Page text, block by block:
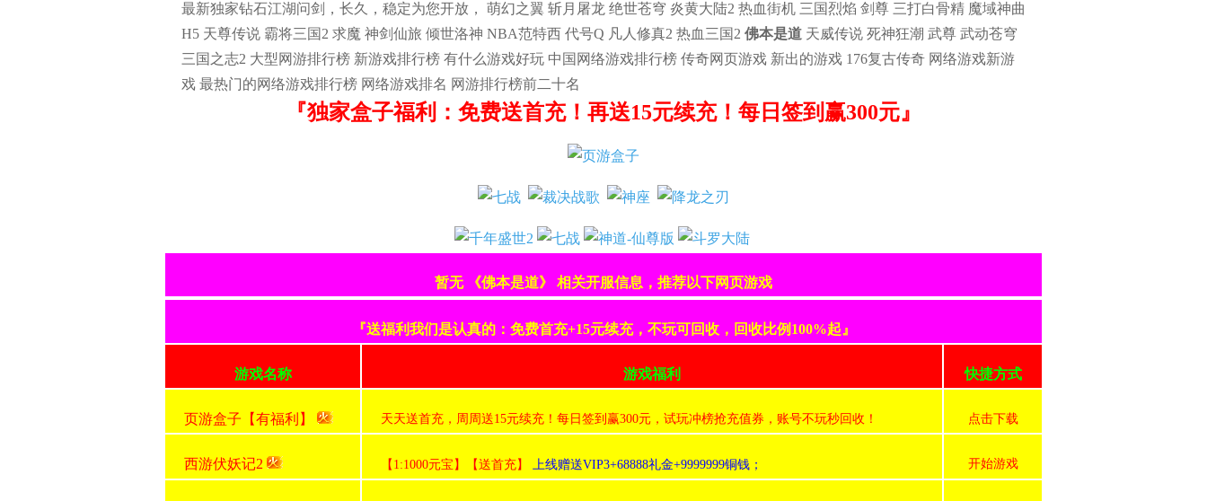
最新独家钻石江湖问剑，长久，稳定为您开放， 萌幻之翼 斩月屠龙 绝世苍穹 炎黄大陆2 热血街机 三国烈焰 剑尊 三打白骨精 魔域神曲
H5 天尊传说 霸将三国2 求魔 神剑仙旅 倾世洛神 NBA范特西 代号Q 凡人修真2 热血三国2 佛本是道 天威传说 死神狂潮 武尊 武动苍穹
三国之志2 大型网游排行榜 新游戏排行榜 有什么游戏好玩 中国网络游戏排行榜 传奇网页游戏 新出的游戏 176复古传奇 网络游戏新游
戏 最热门的网络游戏排行榜 网络游戏排名 网游排行榜前二十名
『独家盒子福利：免费送首充！再送15元续充！每日签到赢300元』
暂无 《佛本是道》 相关开服信息，推荐以下网页游戏
『送福利我们是认真的：免费首充+15元续充，不玩可回收，回收比例100%起』
游戏名称 游戏福利 快捷方式
页游盒子【有福利】 天天送首充，周周送15元续充！每日签到赢300元，试玩冲榜抢充值券，账号不玩秒回收！ 点击下载
西游伏妖记2 【1:1000元宝】【送首充】 上线赠送VIP3+68888礼金+9999999铜钱； 开始游戏